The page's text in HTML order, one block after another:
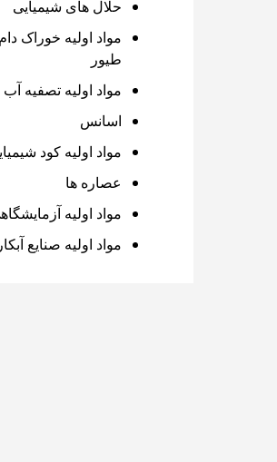
حلال های شیمیایی
مواد اولیه خوراک
طیور
مواد اولیه تصفیه آب
اسانس
مواد اولیه کود
عصاره ها
مواد اولیه
مواد اولیه صنایع